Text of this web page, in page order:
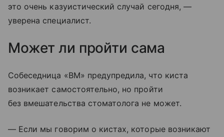
это очень казуистический случай сегодня, —
уверена специалист.
Может ли пройти сама
Собеседница «ВМ» предупредила, что киста
возникает самостоятельно, но пройти
без вмешательства стоматолога не может.
— Если мы говорим о кистах, которые возникают